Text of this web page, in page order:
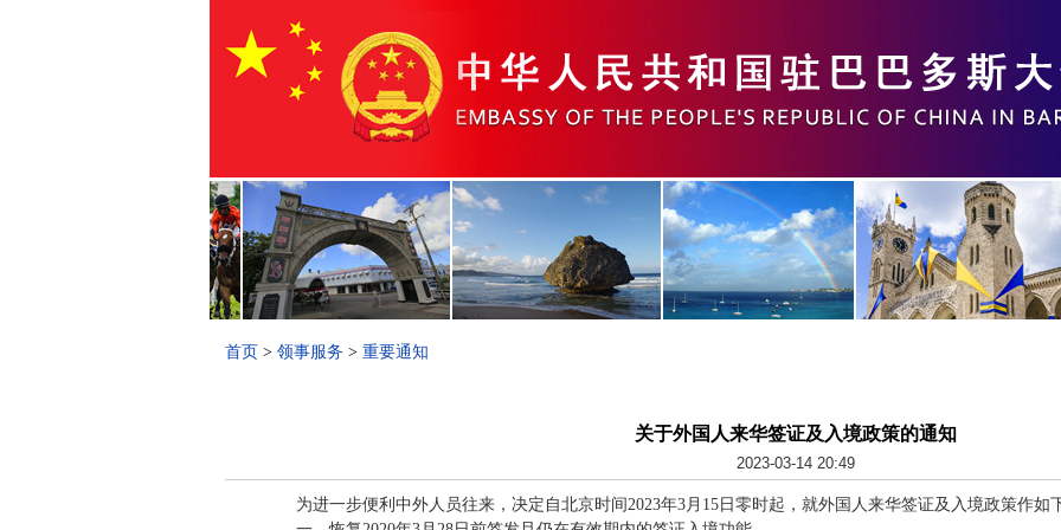
首页 > 领事服务 > 重要通知
关于外国人来华签证及入境政策的通知
2023-03-14 20:49
为进一步便利中外人员往来，决定自北京时间2023年3月 15 日零时起，就外国人来华签证及入境政策作如